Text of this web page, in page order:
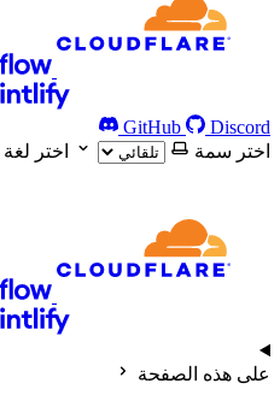
GitHub
Discord
اختر سمة
اختر لغة
على هذه الصفحة